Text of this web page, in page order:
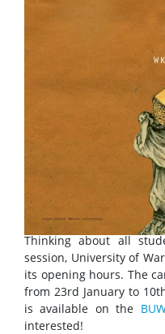
Thinking about all
session, University of
its opening hours. The
from 23rd January to
is available on the
interested!